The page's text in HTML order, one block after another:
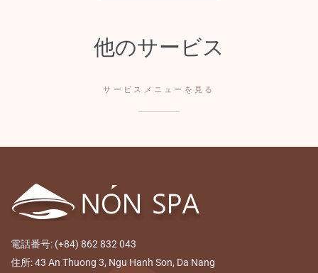
他のサービス
サービスメニューを見る
電話番号: (+84) 862 832 043
住所: 43 An Thuong 3, Ngu Hanh Son, Da Nang